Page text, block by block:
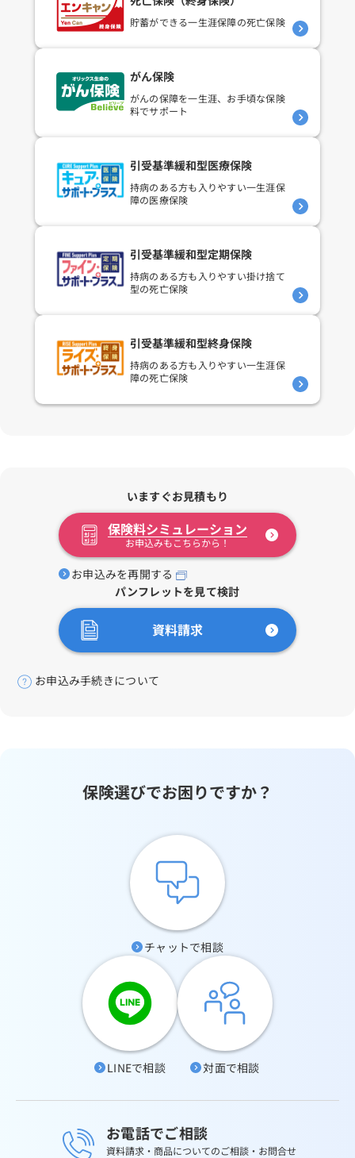
貯蓄ができる一生涯保障の死亡保険
がん保険
がんの保障を一生涯、 お手頃な保険
料でサポート
引受基準緩和型医療保険
持病のある方も入りやすい一生涯保
障の医療保険
引受基準緩和型定期保険
持病のある方も入りやすい掛け捨て
型の死亡保険
引受基準緩和型終身保険
持病のある方も入りやすい一生涯保
障の死亡保険
いますぐお見積もり
保険料シミュレーション
お申込みもこちらから！
お申込みを再開する
パンフレットを見て検討
資料請求
お申込み手続きについて
保険選びでお困りですか？
チャットで相談
LINEで相談 対面で相談
お電話でご相談
資料請求・商品についてのご相談・お問合せ